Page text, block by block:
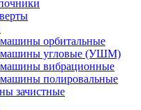
орбитальные
угловые (УШМ)
вибрационные
полировальные
зачистные